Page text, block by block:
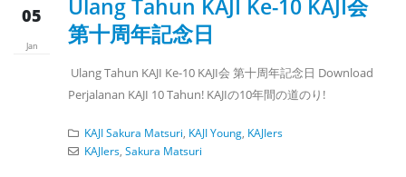
05
Jan
Ulang Tahun KAJI Ke-10 KAJI会
第十周年記念日
Ulang Tahun KAJI Ke-10 KAJI会 第十周年記念日 Download
Perjalanan KAJI 10 Tahun! KAJIの10年間の道のり!
KAJI Sakura Matsuri KAJI Young, KAJIers
KAJIers, Sakura Matsuri